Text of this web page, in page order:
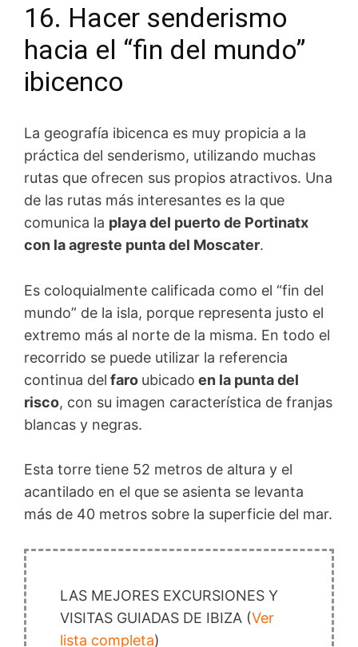
16. Hacer senderismo
hacia el “fin del mundo”
ibicenco
La geografía ibicenca es muy propicia a la
práctica del senderismo, utilizando muchas
rutas que ofrecen sus propios atractivos. Una
de las rutas más interesantes es la que
comunica la playa del puerto de Portinatx
con la agreste punta del Moscater.
Es coloquialmente calificada como el “fin del
mundo” de la isla, porque representa justo el
extremo más al norte de la misma. En todo el
recorrido se puede utilizar la referencia
continua del faro ubicado en la punta del
risco, con su imagen característica de franjas
blancas y negras.
Esta torre tiene 52 metros de altura y el
acantilado en el que se asienta se levanta
más de 40 metros sobre la superficie del mar.
LAS MEJORES EXCURSIONES Y
VISITAS GUIADAS DE IBIZA (Ver
lista completa)